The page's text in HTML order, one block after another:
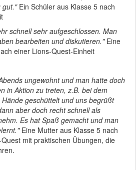
gut." Ein Schüler aus Klasse 5 nach
schnell sehr aufgeschlossen. Man
bearbeiten und diskutieren." Eine
einer Lions-Quest-Einheit
ungewohnt und man hatte doch
in Aktion zu treten, z.B. bei dem
geschüttelt und uns begrüßt
aber doch recht schnell als
Es hat Spaß gemacht und man
Eine Mutter aus Klasse 5 nach
mit praktischen Übungen, die